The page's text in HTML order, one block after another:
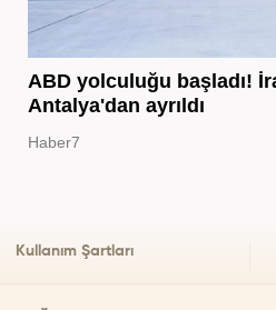
ABD yolculuğu başladı!
Antalya'dan ayrıldı
Haber7
Kullanım Şartları